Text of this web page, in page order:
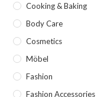
Cooking & Baking
Body Care
Cosmetics
Möbel
Fashion
Fashion Accessories